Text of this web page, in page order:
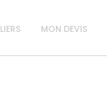
MON DEVIS